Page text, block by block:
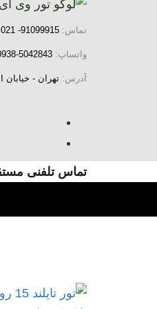
تماس: 91099915- 021
واتساپ: 5042843-0938
آدرس: تهران -
تماس تلفنی